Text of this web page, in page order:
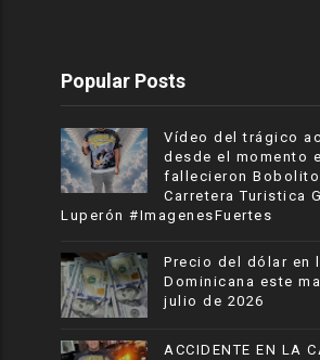
Popular Posts
Vídeo del trágico
desde el momento
fallecieron Bobolito
Carretera Turistica
Luperón #ImagenesFuertes
Precio del dólar en
Dominicana este
julio de 2026
ACCIDENTE EN LA